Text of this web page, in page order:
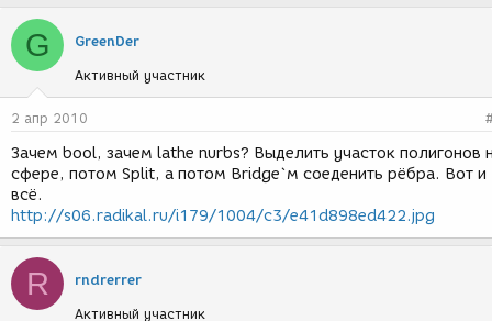
G GreenDer
Активный участник
2 апр 2010
Зачем bool, зачем lathe nurbs? Выделить участок полигонов
сфере, потом Split, а потом Bridge`м соеденить рёбра. Вот и
всё.
http://s06.radikal.ru/i179/1004/c3/e41d898ed422.jpg
R rndrerrer
Активный участник